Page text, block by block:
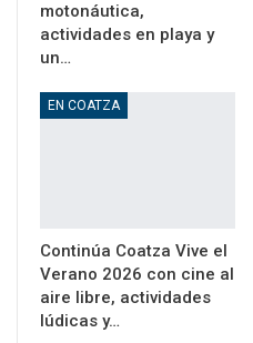
motonáutica,
actividades en playa y
un…
EN COATZA
Continúa Coatza Vive el
Verano 2026 con cine al
aire libre, actividades
lúdicas y…